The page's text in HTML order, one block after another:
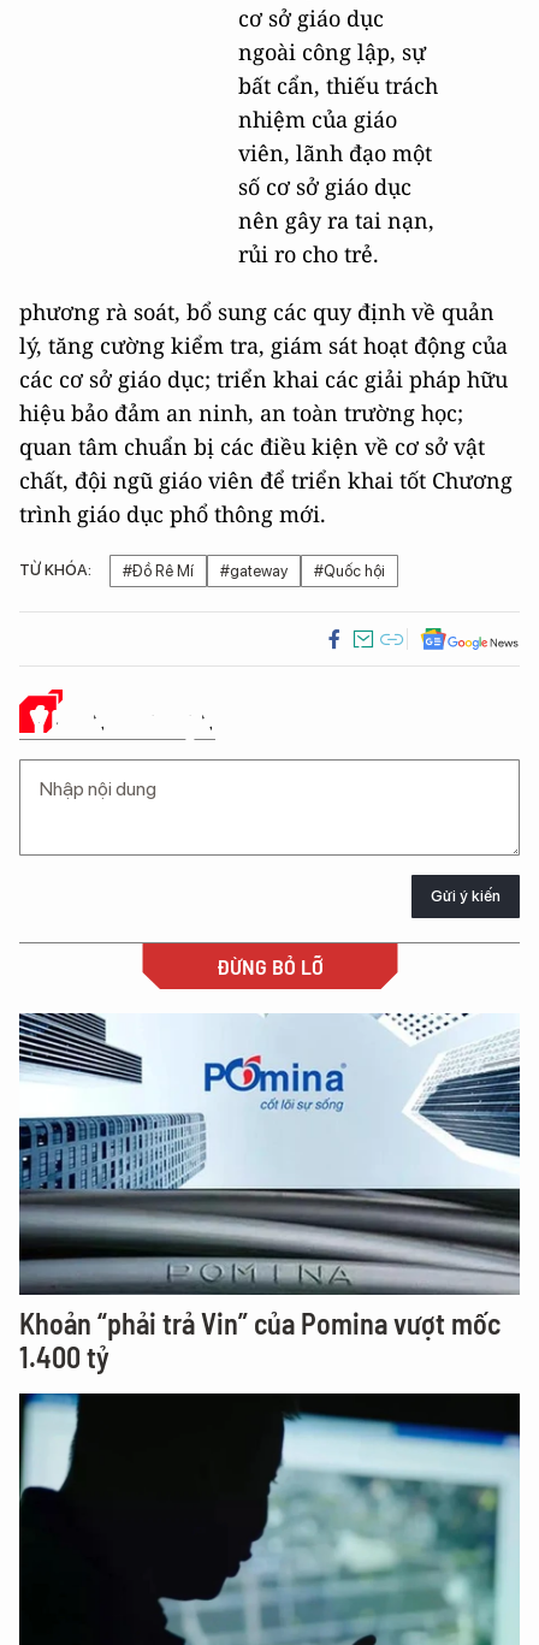
cơ sở giáo dục
ngoài công lập, sự
bất cẩn, thiếu trách
nhiệm của giáo
viên, lãnh đạo một
số cơ sở giáo dục
nên gây ra tai nạn,
rủi ro cho trẻ.
phương rà soát, bổ sung các quy định về quản
lý, tăng cường kiểm tra, giám sát hoạt động của
các cơ sở giáo dục; triển khai các giải pháp hữu
hiệu bảo đảm an ninh, an toàn trường học;
quan tâm chuẩn bị các điều kiện về cơ sở vật
chất, đội ngũ giáo viên để triển khai tốt Chương
trình giáo dục phổ thông mới.
TỪ KHÓA: #Đồ Rê Mí #gateway #Quốc hội
Ý KIẾN CỦA BẠN
Gửi ý kiến
ĐỪNG BỎ LỠ
Khoản “phải trả Vin” của Pomina vượt mốc
1.400 tỷ